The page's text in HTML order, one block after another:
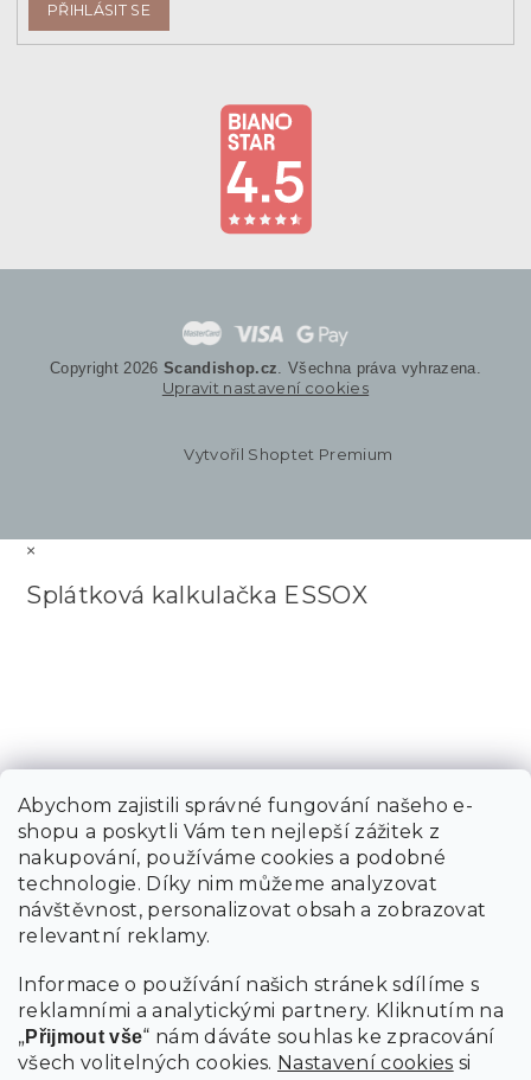
Abychom zajistili správné fungování našeho e-
shopu a poskytli Vám ten nejlepší zážitek z
nakupování, používáme cookies a podobné
technologie. Díky nim můžeme analyzovat
návštěvnost, personalizovat obsah a zobrazovat
relevantní reklamy.
Informace o používání našich stránek sdílíme s
reklamními a analytickými partnery. Kliknutím na
„Přijmout vše“ nám dáváte souhlas ke zpracování
všech volitelných cookies. Nastavení cookies si
PŘIHLÁSIT SE
Vytvořil Shoptet Premium
Copyright 2026 Scandishop.cz . Všechna práva vyhrazena.
Upravit nastavení cookies
×
Splátková kalkulačka ESSOX